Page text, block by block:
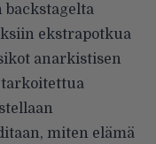
ekstrapotkua
anarkistisen
tarkoitettua
miten elämä